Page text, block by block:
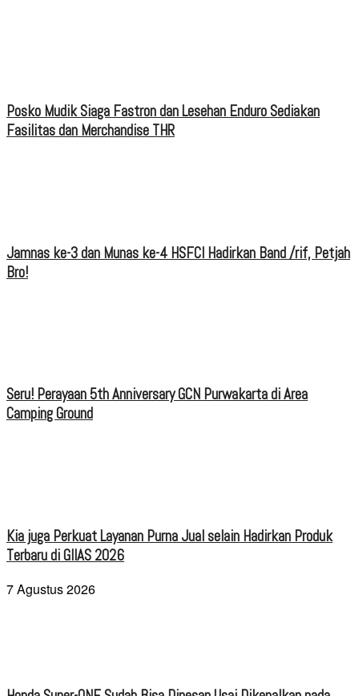
Posko Mudik Siaga Fastron dan Lesehan Enduro Sediakan
Fasilitas dan Merchandise THR
Jamnas ke-3 dan Munas ke-4 HSFCI Hadirkan Band /rif, Petjah
Bro!
Seru! Perayaan 5th Anniversary GCN Purwakarta di Area
Camping Ground
Kia juga Perkuat Layanan Purna Jual selain Hadirkan Produk
Terbaru di GIIAS 2026
7 Agustus 2026